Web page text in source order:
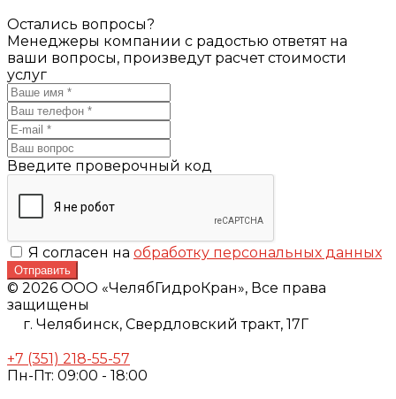
Остались вопросы?
Менеджеры компании с радостью ответят на
ваши вопросы, произведут расчет стоимости
услуг
Введите проверочный код
Я согласен на обработку персональных данных
Отправить
© 2026 ООО «ЧелябГидроКран», Все права
защищены
г. Челябинск, Свердловский тракт, 17Г
+7 (351) 218-55-57
Пн-Пт: 09:00 - 18:00